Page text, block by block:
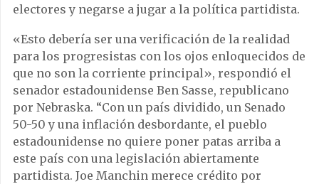
electores y negarse a jugar a la política partidista.
«Esto debería ser una verificación de la realidad
para los progresistas con los ojos enloquecidos de
que no son la corriente principal», respondió el
senador estadounidense Ben Sasse, republicano
por Nebraska. “Con un país dividido, un Senado
50-50 y una inflación desbordante, el pueblo
estadounidense no quiere poner patas arriba a
este país con una legislación abiertamente
partidista. Joe Manchin merece crédito por